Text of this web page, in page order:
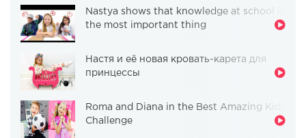
Nastya shows that knowledge at school is
the most important thing
Настя и её новая кровать-карета для
принцессы
Roma and Diana in the Best Amazing Kids
Challenge